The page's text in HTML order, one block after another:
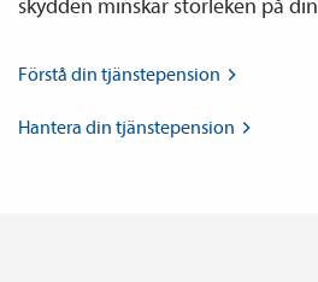
skydden minskar storleken på
Förstå din tjänste­pension
Hantera din tjänste­pension